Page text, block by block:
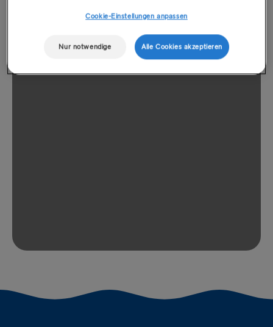
Cookie-Einstellungen anpassen
Nur notwendige Alle Cookies akzeptieren